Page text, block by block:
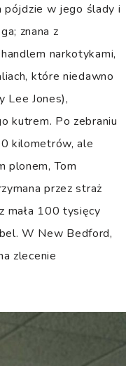
pójdzie w jego ślady i
znana z
narkotykami,
które niedawno
Lee Jones),
kutrem. Po zebraniu
kilometrów, ale
plonem, Tom
przez straż
mała 100 tysięcy
W New Bedford,
zlecenie